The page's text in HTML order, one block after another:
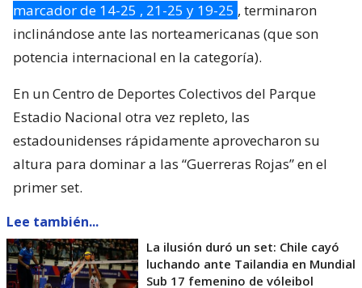
marcador de 14-25 , 21-25 y 19-25 , terminaron
inclinándose ante las norteamericanas (que son
potencia internacional en la categoría).
En un Centro de Deportes Colectivos del Parque
Estadio Nacional otra vez repleto, las
estadounidenses rápidamente aprovecharon su
altura para dominar a las “Guerreras Rojas” en el
primer set.
Lee también...
La ilusión duró un set: Chile cayó
luchando ante Tailandia en Mundial
Sub 17 femenino de vóleibol